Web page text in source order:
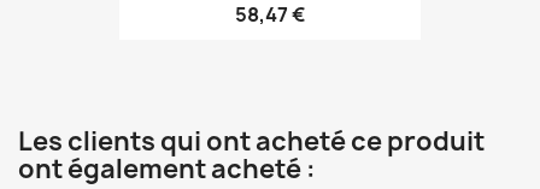
58,47 €
Les clients qui ont acheté ce produit
ont également acheté :